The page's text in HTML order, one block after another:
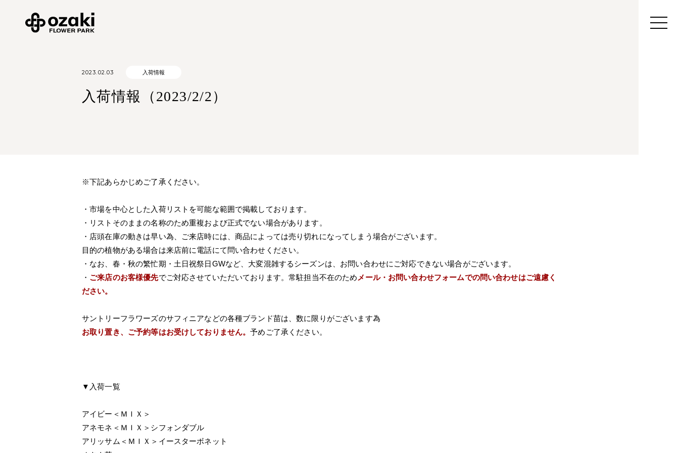
2023.02.03 入荷情報
入荷情報（2023/2/2）
※下記あらかじめご了承ください。
・市場を中心とした入荷リストを可能な範囲で掲載しております。
・リストそのままの名称のため重複および正式でない場合があります。
・店頭在庫の動きは早い為、ご来店時には、商品によっては売り切れになってしまう場合がございます。
目的の植物がある場合は来店前に電話にて問い合わせください。
・なお、春・秋の繁忙期・土日祝祭日GWなど、大変混雑するシーズンは、お問い合わせにご対応できない場合がございます。
・ ご来店のお客様優先でご対応させていただいております。常駐担当不在のため メール・お問い合わせフォームでの問い合わせはご遠慮く
ださい。
サントリーフラワーズのサフィニアなどの各種ブランド苗は、数に限りがございます為
お取り置き、ご予約等はお受けしておりません。予めご了承ください。
▼入荷一覧
アイビー＜ＭＩＸ＞
アネモネ＜ＭＩＸ＞シフォンダブル
アリッサム＜ＭＩＸ＞イースターボネット